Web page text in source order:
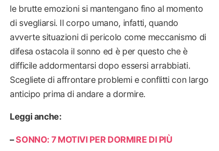
le brutte emozioni si mantengano fino al momento
di svegliarsi. Il corpo umano, infatti, quando
avverte situazioni di pericolo come meccanismo di
difesa ostacola il sonno ed è per questo che è
difficile addormentarsi dopo essersi arrabbiati.
Scegliete di affrontare problemi e conflitti con largo
anticipo prima di andare a dormire.
Leggi anche:
–SONNO: 7 MOTIVI PER DORMIRE DI PIÙ